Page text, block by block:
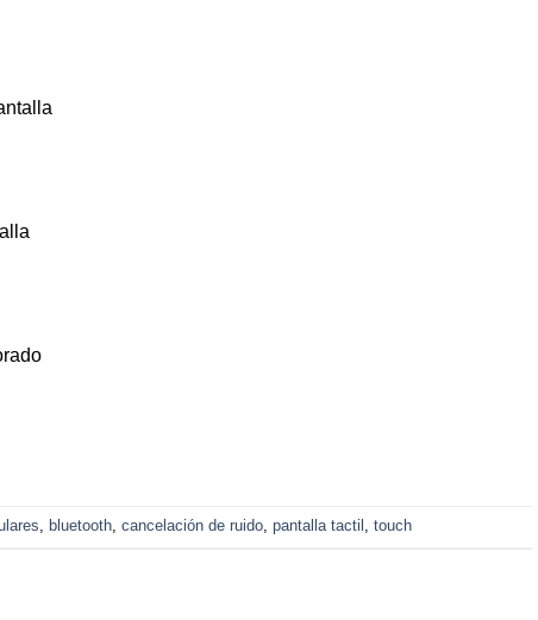
, bluetooth, cancelación de ruido, pantalla tactil , touch